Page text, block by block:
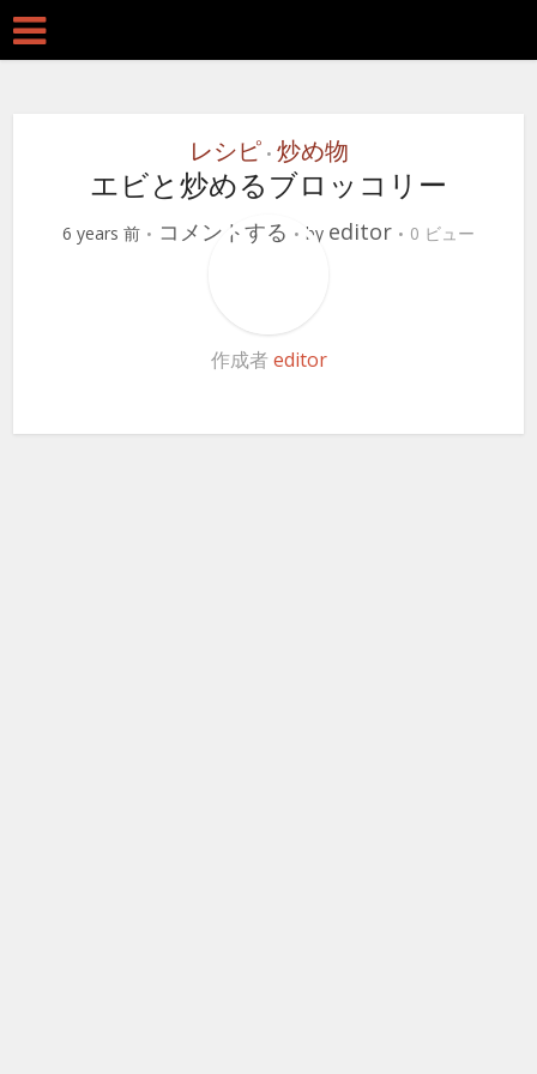
レシピ • 炒め物
エビと炒めるブロッコリー
6 years 前 コメントする by editor 0 ビュー
作成者editor